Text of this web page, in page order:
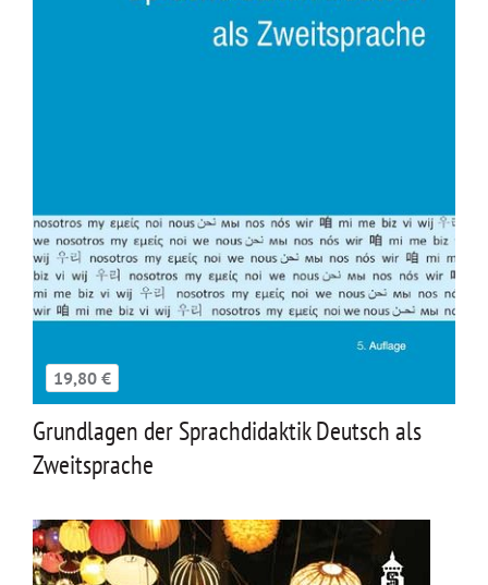
19,80 €
Grundlagen der Sprachdidaktik Deutsch als
Zweitsprache